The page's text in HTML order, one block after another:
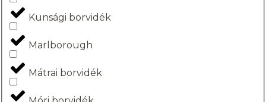
Kunsági borvidék
Marlborough
Mátrai borvidék